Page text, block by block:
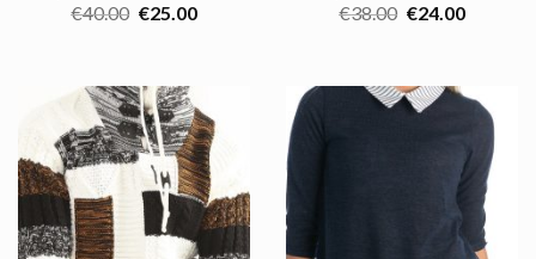
€40.00 €25.00
€38.00 €24.00